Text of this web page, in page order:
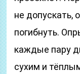
не допускать,
погибнуть.
каждые пару
сухим и